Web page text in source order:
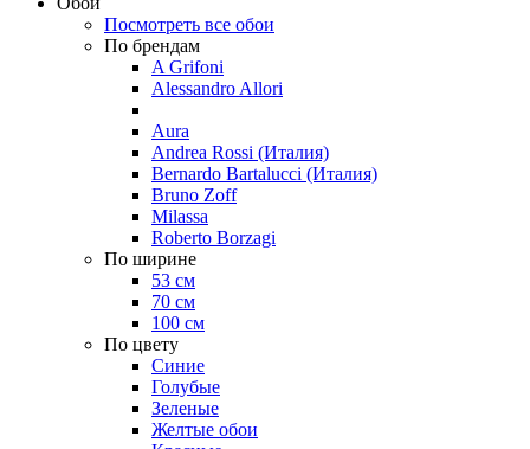
Посмотреть все обои
По брендам
A Grifoni
Alessandro Allori
Aura
Andrea Rossi (Италия)
Bernardo Bartalucci (Италия)
Bruno Zoff
Milassa
Roberto Borzagi
По ширине
53 см
70 см
100 см
По цвету
Синие
Голубые
Зеленые
Желтые обои